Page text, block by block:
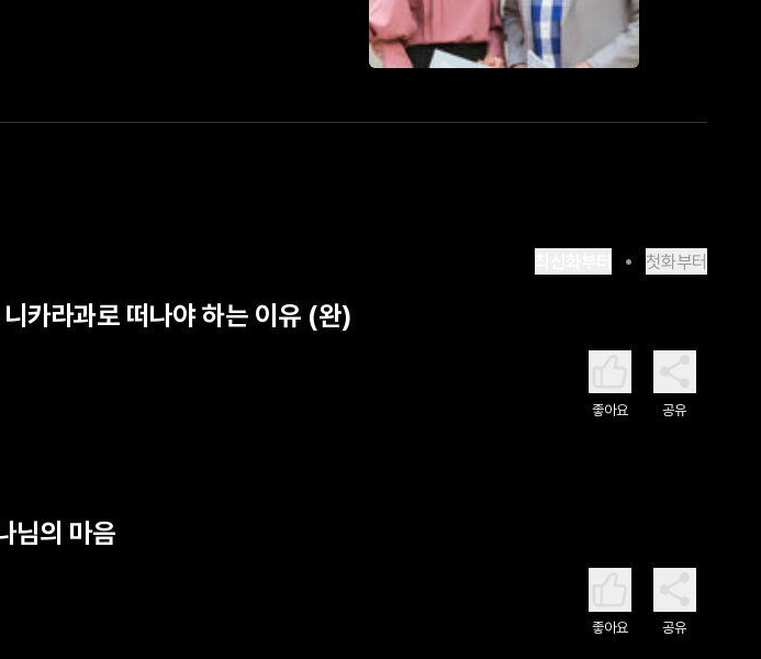
첫화부터
카라과로 떠나야 하는 이유 (완)
좋아요 공유
님의 마음
좋아요 공유